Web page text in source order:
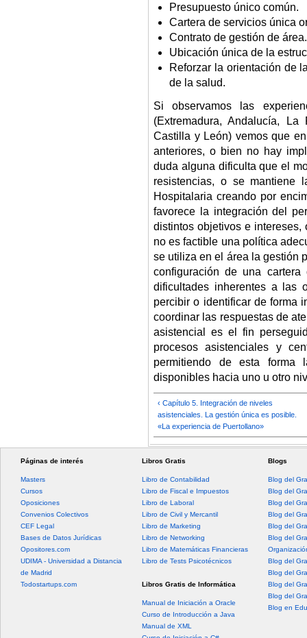
Presupuesto único común.
Cartera de servicios única
Contrato de gestión de área.
Ubicación única de la
Reforzar la orientación de
de la salud.
Si observamos las
(Extremadura, Andalucía,
Castilla y León) vemos que
anteriores, o bien no hay
duda alguna dificulta que el
resistencias, o se mantiene
Hospitalaria creando por
favorece la integración del
distintos objetivos e
no es factible una política
se utiliza en el área la gestión
configuración de una
dificultades inherentes a las
percibir o identificar de forma
coordinar las respuestas de
asistencial es el fin
procesos asistenciales y
permitiendo de esta forma
disponibles hacia uno u otro
‹ Capítulo 5. Integración de niveles
asistenciales. La gestión única es posible.
«La experiencia de Puertollano»
Páginas de interés
Masters
Cursos
Oposiciones
Convenios Colectivos
CEF Legal
Bases de Datos Jurídicas
Opositores.com
UDIMA - Universidad a Distancia
de Madrid
Todostartups.com
Libros Gratis
Libro de Contabilidad
Libro de Fiscal e Impuestos
Libro de Laboral
Libro de Civil y Mercantil
Libro de Marketing
Libro de Networking
Libro de Matemáticas Financieras
Libro de Tests Psicotécnicos
Libros Gratis de Informática
Manual de Iniciación a Oracle
Curso de Introducción a Java
Manual de XML
Blogs
Blog del
Blog del
Blog del
Blog del
Blog del
Blog del
Blog del
Blog del
Blog del
Blog del
Blog en